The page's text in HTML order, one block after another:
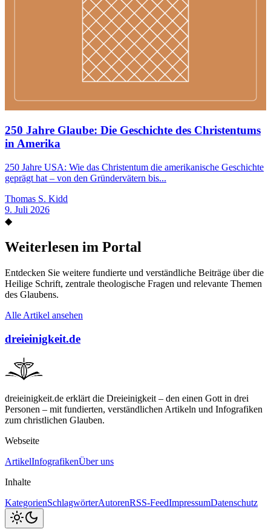
250 Jahre Glaube: Die Geschichte des Christentums
in Amerika
250 Jahre USA: Wie das Christentum die amerikanische Geschichte
geprägt hat – von den Gründervätern bis...
Thomas S. Kidd
9. Juli 2026
◆
Weiterlesen im Portal
Entdecken Sie weitere fundierte und verständliche Beiträge über die
Heilige Schrift, zentrale theologische Fragen und relevante Themen
des Glaubens.
Alle Artikel ansehen
dreieinigkeit.de
dreieinigkeit.de erklärt die Dreieinigkeit – den einen Gott in drei
Personen – mit fundierten, verständlichen Artikeln und Infografiken
zum christlichen Glauben.
Webseite
ArtikelInfografikenÜber uns
Inhalte
KategorienSchlagwörterAutorenRSS-FeedImpressumDatenschutz